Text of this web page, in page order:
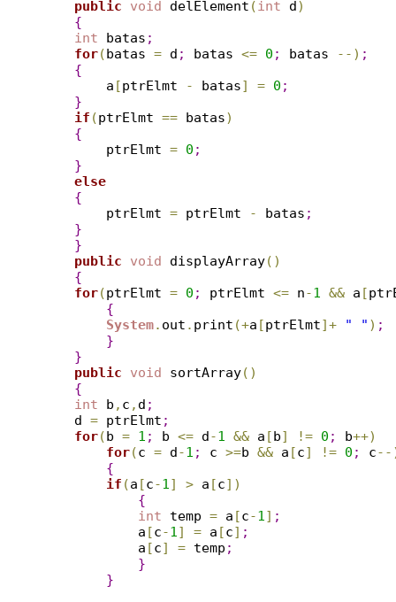
public void delElement (int d)
{
int batas ;
for(batas = d ; batas <= 0 ; batas - - ) ;
{
        a
[ptrElmt - batas] = 0 ;
}
if (ptrElmt == batas)
{
        ptrElmt
= 0 ;
}
else
{
        ptrElmt
= ptrElmt - batas ;
}
}
public
void displayArray( )
{
for(ptrElmt = 0 ; ptrElmt <= n-1 && a [
{
System. out . print (+a [ptrElmt]+ " " ) ;
}
}
public
void sortArray( )
{
int b , c , d ;
    d
= ptrElmt ;
for(b = 1 ; b <= d-1 && a [b] != 0 ; b++)
for(c = d-1 ; c >=b && a [c] != 0 ; c- -
{
if (a [c-1] > a [c] )
{
int temp = a [c-1] ;
            a
[c-1] = a [c] ;
            a
[c] = temp ;
}
}